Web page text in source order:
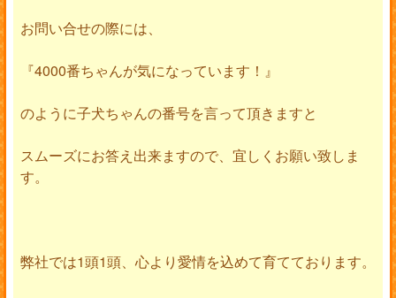
お問い合せの際には、
『4000番ちゃんが気になっています！』
のように子犬ちゃんの番号を言って頂きますと
スムーズにお答え出来ますので、宜しくお願い致しま
す。
弊社では1頭1頭、心より愛情を込めて育てております。